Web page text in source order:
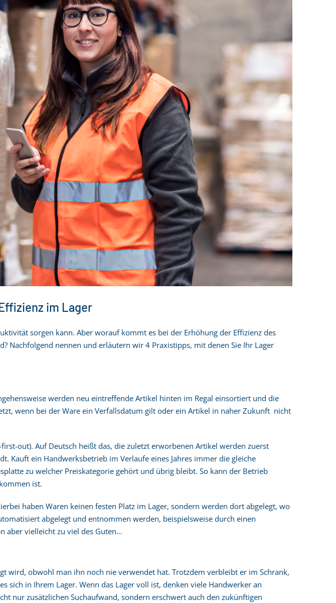
im Lager
sorgen kann. Aber worauf kommt es bei der Erhöhung der Effizienz des
Nachfolgend nennen und erläutern wir 4 Praxistipps, mit denen Sie Ihr Lager
werden neu eintreffende Artikel hinten im Regal einsortiert und die
wenn bei der Ware ein Verfallsdatum gilt oder ein Artikel in naher Zukunft nicht
out). Auf Deutsch heißt das, die zuletzt erworbenen Artikel werden zuerst
Kauft ein Handwerksbetrieb im Verlaufe eines Jahres immer die gleiche
zu welcher Preiskategorie gehört und übrig bleibt. So kann der Betrieb
ist.
haben Waren keinen festen Platz im Lager, sondern werden dort abgelegt, wo
abgelegt und entnommen werden, beispielsweise durch einen
aber vielleicht zu viel des Guten…
wird, obwohl man ihn noch nie verwendet hat. Trotzdem verbleibt er im Schrank,
sich in Ihrem Lager. Wenn das Lager voll ist, denken viele Handwerker an
nur zusätzlichen Suchaufwand, sondern erschwert auch den zukünftigen